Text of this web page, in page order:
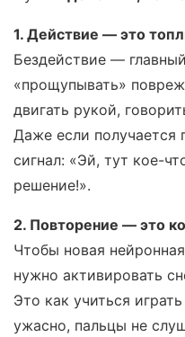
1. Действие — это
Бездействие —
«прощупывать»
двигать рукой,
Даже если получается
сигнал: «Эй, тут кое-
решение!».
2. Повторение — это
Чтобы новая
нужно активировать
Это как учиться
ужасно, пальцы не